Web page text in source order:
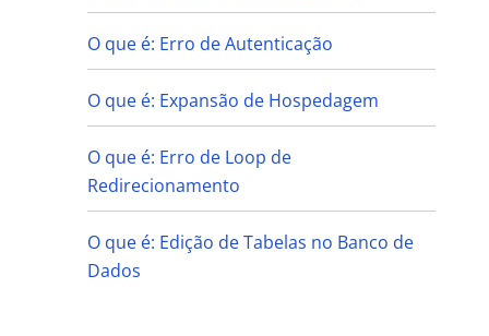
O que é: Erro de Autenticação
O que é: Expansão de Hospedagem
O que é: Erro de Loop de
Redirecionamento
O que é: Edição de Tabelas no Banco de
Dados